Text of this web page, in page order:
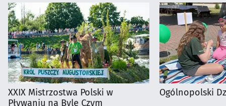
XXIX Mistrzostwa Polski w
Pływaniu na Byle Czym
Ogólnopolski